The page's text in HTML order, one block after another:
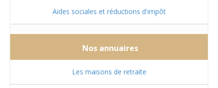
Aides sociales et réductions d'impôt
Nos annuaires
Les maisons de retraite